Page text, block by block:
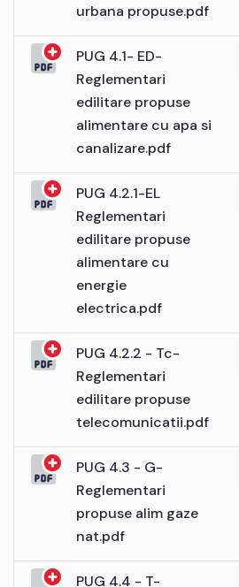
urbana propuse.pdf
PUG 4.1- ED-
Reglementari
edilitare propuse
alimentare cu apa si
canalizare.pdf
PUG 4.2.1-EL
Reglementari
edilitare propuse
alimentare cu
energie
electrica.pdf
PUG 4.2.2 - Tc-
Reglementari
edilitare propuse
telecomunicatii.pdf
PUG 4.3 - G-
Reglementari
propuse alim gaze
nat.pdf
PUG 4.4 - T-